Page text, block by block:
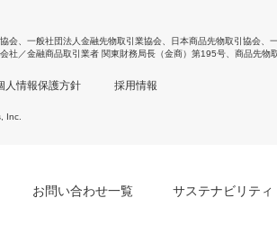
会 一般社団法人金融先物取引業協会 日本商品先物取引協会
社／金融商品取引業者 関東財務局長（金商）第195号、商品先物
人情報保護方針 採用情報
Inc.
お問い合わせ一覧 サステナビリティ